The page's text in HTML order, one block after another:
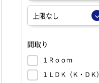
間取り
１Ｒｏｏｍ
１ＬＤＫ（Ｋ・ＤＫ）